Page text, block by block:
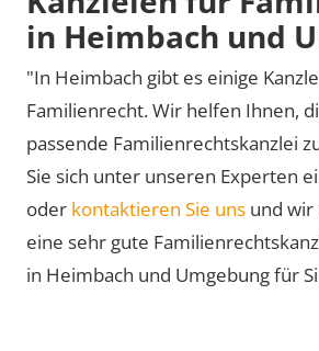
in Heimbach und
"In Heimbach gibt es einige
Familienrecht. Wir helfen Ihnen,
passende Familienrechtskanzlei
Sie sich unter unseren Experten
oder kontaktieren Sie uns und wir
eine sehr gute
in Heimbach und Umgebung für